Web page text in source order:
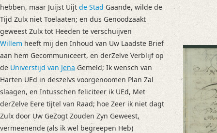
Manuscript
Provider: Dresden, Sächsische Landesbibliothek - Staats- und
OAI Id: DE-1a-34292
Classification Number: Mscr.Dresd.e.90,XIX,Bd.15,Nr.81
Number of Pages: 4S. auf Doppelbl., hs. m. U.
Format: 23,8 x 19,5 cm
Incipit: „[1] Mijn Heer & Vriend.
Waar dat Uw Brief van den 3 Passato zo Lang gebleeven is, ben ik
Language
Dutch
hebben, maar Juijst Uijt de Stad Gaande, wilde de
Tijd Zulx niet Toelaaten; en dus Genoodzaakt
geweest Zulx tot Heeden te verschuijven
Willem heeft mij den Inhoud van Uw Laadste Brief
aan hem Gecommuniceert, en derZelve Verblijf op
de Universtijd van Jena Gemeld; Ik wensch van
Harten UEd in deszelvs voorgenoomen Plan Zal
slaagen, en Intusschen feliciteer ik UEd, Met
derZelve Eere tijtel van Raad; hoe Zeer ik niet dagt
Zulx door Uw GeZogt Zouden Zyn Geweest,
vermeenende (als ik wel begreepen Heb)